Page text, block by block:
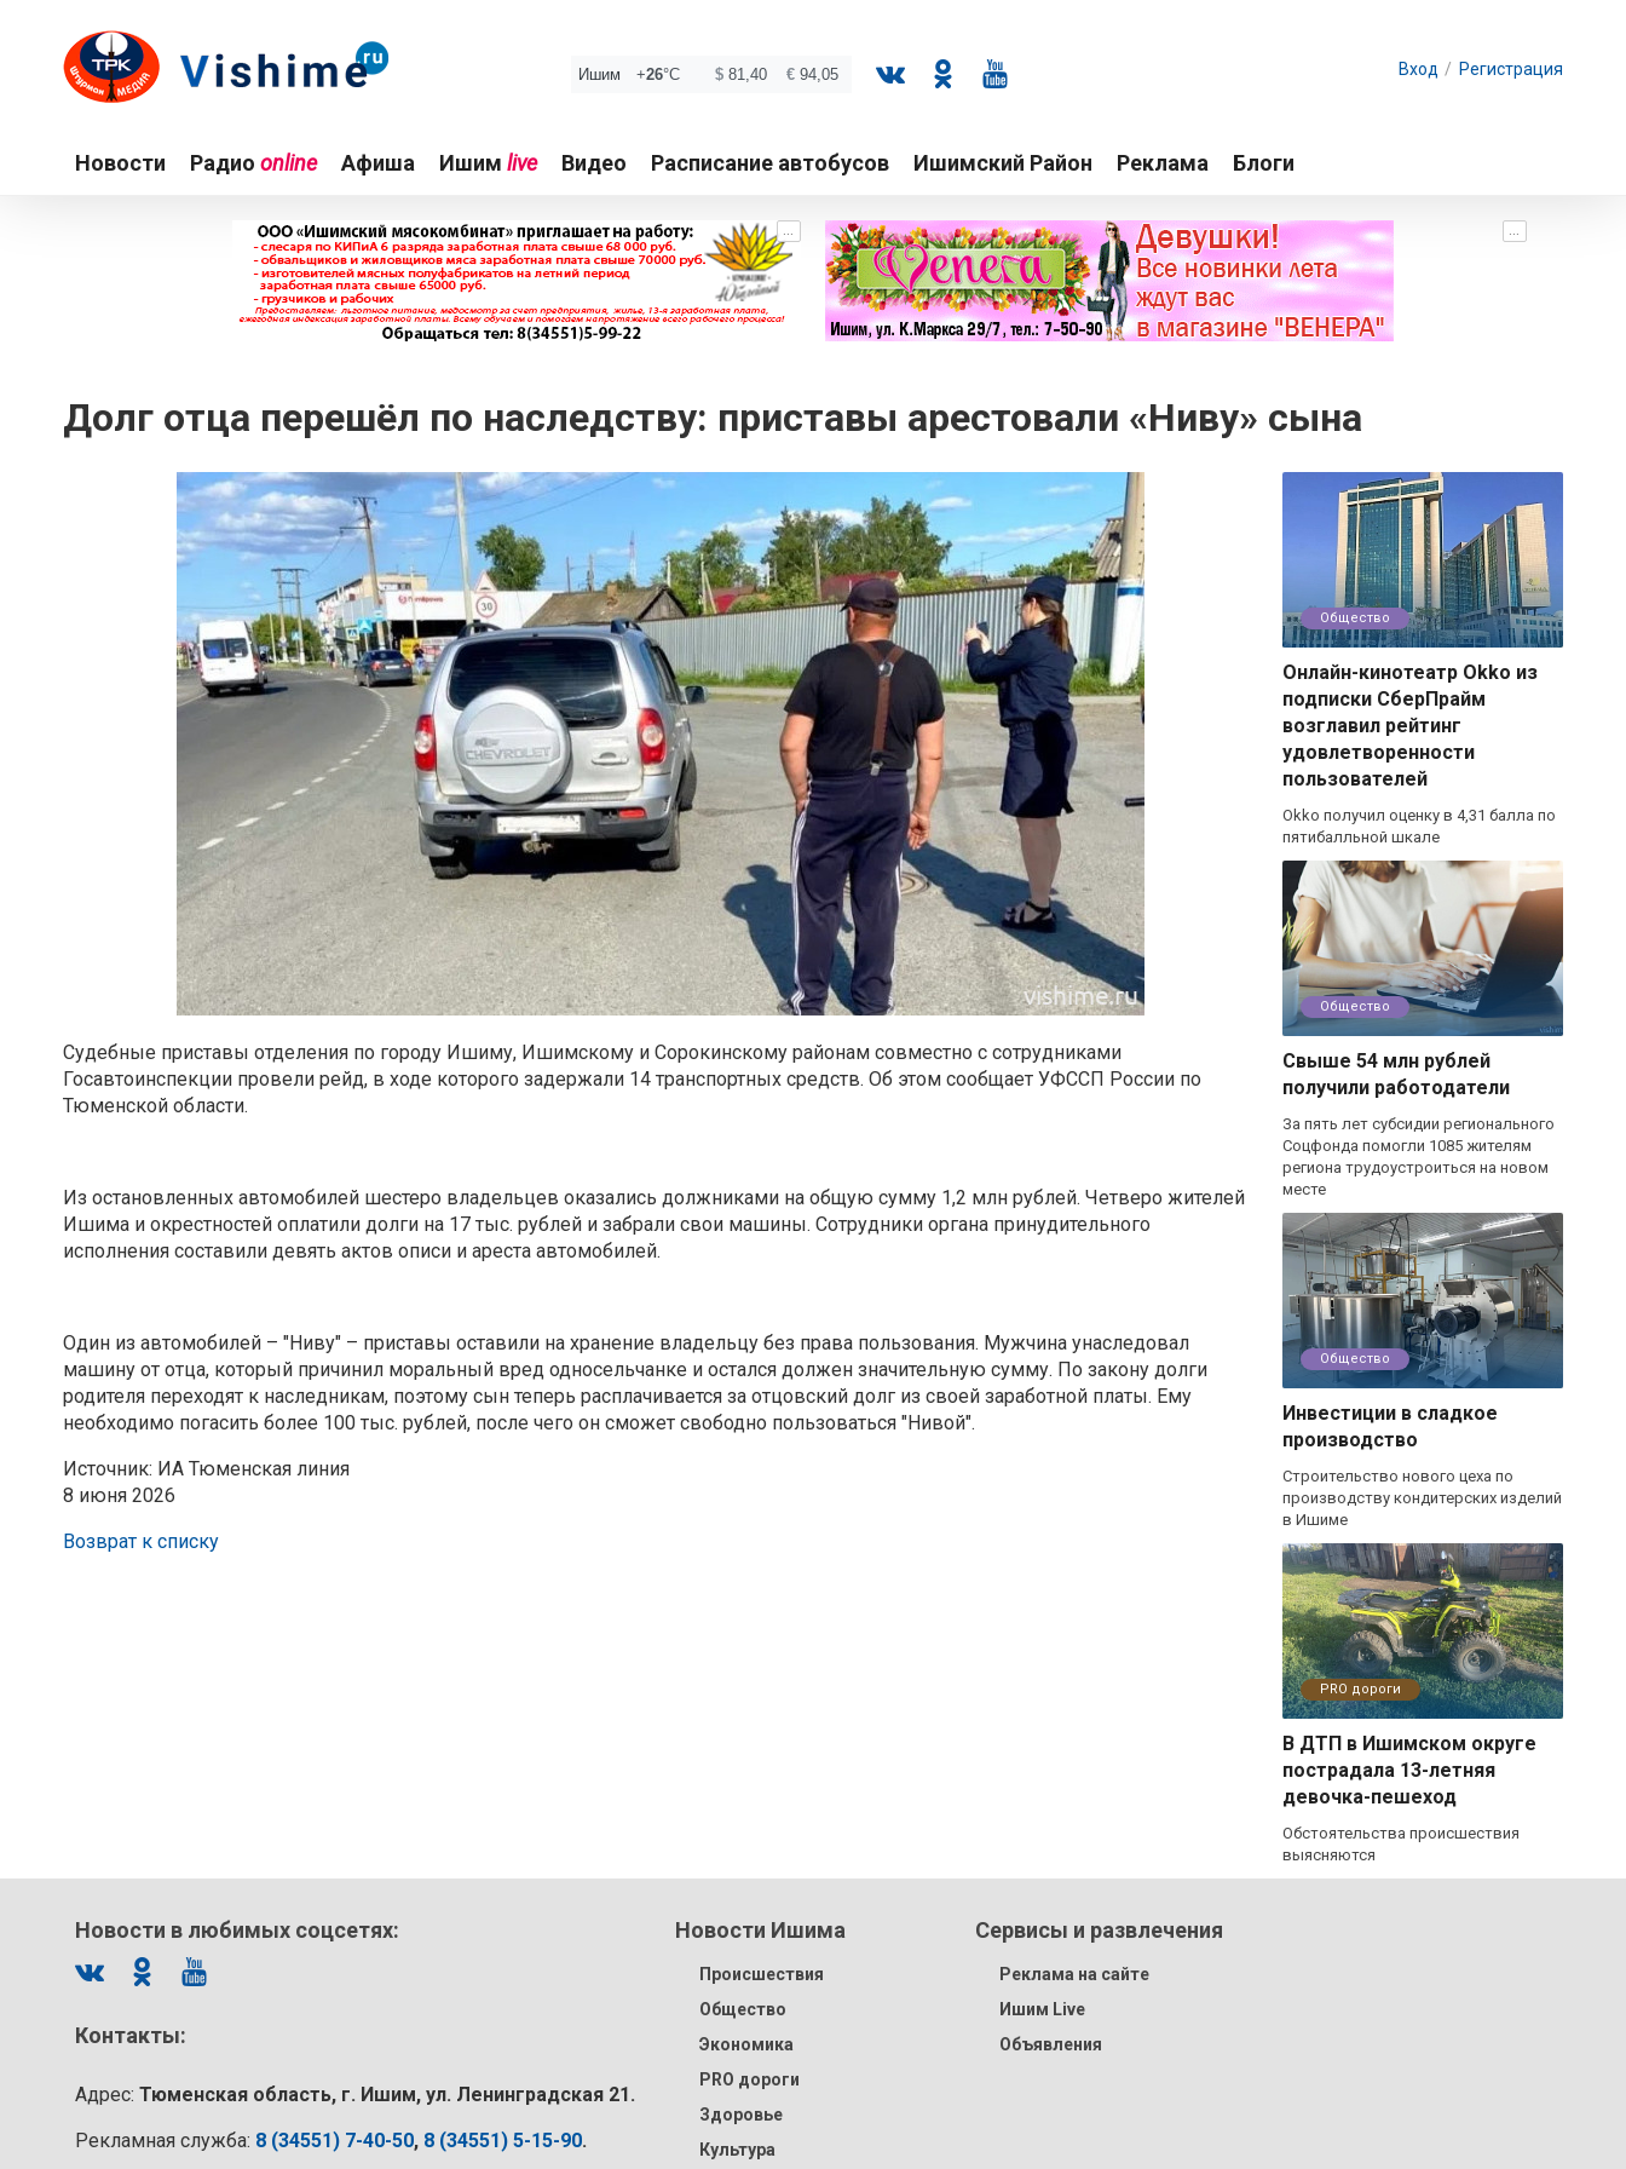
Вход / Регистрация
Новости Радио online Афиша Ишим live Видео Расписание автобусов Ишимский Район Реклама Блоги
... ...
Долг отца перешёл по наследству: приставы арестовали «Ниву» сына
Судебные приставы отделения по городу Ишиму, Ишимскому и Сорокинскому районам совместно с сотрудниками
Госавтоинспекции провели рейд, в ходе которого задержали 14 транспортных средств. Об этом сообщает УФССП России по
Тюменской области.
Из остановленных автомобилей шестеро владельцев оказались должниками на общую сумму 1,2 млн рублей. Четверо жителей
Ишима и окрестностей оплатили долги на 17 тыс. рублей и забрали свои машины. Сотрудники органа принудительного
исполнения составили девять актов описи и ареста автомобилей.
Один из автомобилей – "Ниву" – приставы оставили на хранение владельцу без права пользования. Мужчина унаследовал
машину от отца, который причинил моральный вред односельчанке и остался должен значительную сумму. По закону долги
родителя переходят к наследникам, поэтому сын теперь расплачивается за отцовский долг из своей заработной платы. Ему
необходимо погасить более 100 тыс. рублей, после чего он сможет свободно пользоваться "Нивой".
Источник: ИА Тюменская линия
8 июня 2026
Возврат к списку
Общество
Онлайн-кинотеатр Okko из
подписки СберПрайм
возглавил рейтинг
удовлетворенности
пользователей
Okko получил оценку в 4,31 балла по
пятибалльной шкале
Общество
Свыше 54 млн рублей
получили работодатели
За пять лет субсидии регионального
Соцфонда помогли 1085 жителям
региона трудоустроиться на новом
месте
Общество
Инвестиции в сладкое
производство
Строительство нового цеха по
производству кондитерских изделий
в Ишиме
PRO дороги
В ДТП в Ишимском округе
пострадала 13-летняя
девочка-пешеход
Обстоятельства происшествия
выясняются
Новости в любимых соцсетях:
Контакты:
Адрес: Тюменская область, г. Ишим, ул. Ленинградская 21.
Рекламная служба: 8 (34551) 7-40-50, 8 (34551) 5-15-90.
Новости Ишима
Происшествия
Общество
Экономика
PRO дороги
Здоровье
Культура
Сервисы и развлечения
Реклама на сайте
Ишим Live
Объявления